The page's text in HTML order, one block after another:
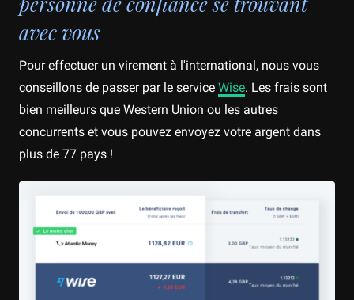
avec vous
Pour effectuer un virement à l'international, nous vous
conseillons de passer par le service Wise. Les frais sont
bien meilleurs que Western Union ou les autres
concurrents et vous pouvez envoyez votre argent dans
plus de 77 pays !